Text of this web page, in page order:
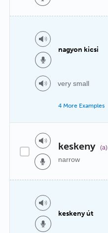
nagyon kicsi
very small
4 More Examples
keskeny (a)
narrow
keskeny út